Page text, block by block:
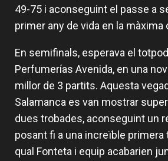
49-75 i aconseguint el passe a
primer any de vida en la màxima
En semifinals, esperava el
Perfumerías Avenida, en una
millor de 3 partits. Aquesta
Salamanca es van mostrar
dues trobades, aconseguint un
posant fi a una increïble primera
qual Fonteta i equip acabarien